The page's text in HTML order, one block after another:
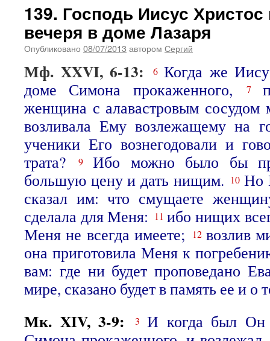
139. Господь Иисус
вечеря в доме Лазаря
Опубликовано 08/07/2013 автором Сергий
Мф. XXVI, 6-13: 6 Когда же
доме Симона прокаженного,
7
женщина с алавастровым сосудом
возливала Ему возлежащему на
ученики Его вознегодовали и
трата?
9Ибо можно было бы
большую цену и дать нищим.
10Но
сказал им: что смущаете
сделала для Меня:
11ибо нищих
Меня не всегда имеете;
12возлив
она приготовила Меня к
вам: где ни будет проповедано
мире, сказано будет в память ее и о
Мк. XIV, 3-9: 3И когда был